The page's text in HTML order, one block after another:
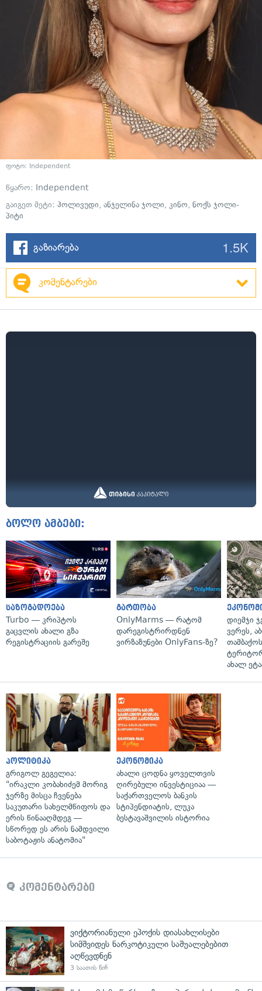
ფოტო: Independent
წყარო: Independent
გაიგეთ მეტი: ჰოლივუდი, ანჯელინა ჯოლი, კინო, ნოქს ჯოლი-
პიტი
გაზიარება 1.5K
კომენტარები
ბოლო ამბები:
საზოგადოება
Turbo — კრიპტოს
გაცვლის ახალი გზა
რეგისტრაციის გარეშე
გართობა
OnlyMarms — რატომ
დარეგისტრირდნენ
ვირზაზუნები OnlyFans-ზე?
დიემჯი
ვერეს,
ახალ
პოლიტიკა
გრიგოლ გეგელია:
"ირაკლი კობახიძემ მორიგ
ჯერზე მისცა ჩვენება
საკუთარი სახელმწიფოს და
ერის წინააღმდეგ —
სწორედ ეს არის ნამდვილი
საბოტაჟის ანატომია"
ეკონომიკა
ახალი ცოდნა ყოველთვის
ღირებული ინვესტიციაა —
საქართველოს ბანკის
სტიპენდიატის, ლუკა
ბესტავაშვილის ისტორია
კომენტარები
ვიქტორიანული ეპოქის დიასახლისები
სიმშვიდეს ნარკოტიკული საშუალებებით
აღწევდნენ
3 საათის წინ